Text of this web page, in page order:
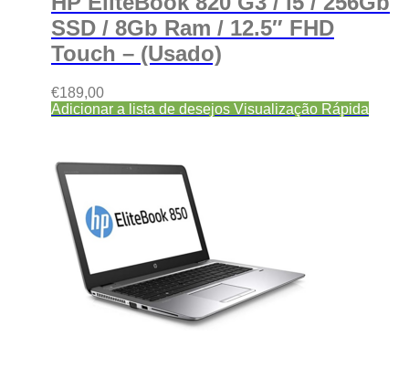
SSD / 8Gb Ram / 12.5″ FHD
Touch – (Usado)
€189,00
Adicionar a lista de desejos Visualização Rápida